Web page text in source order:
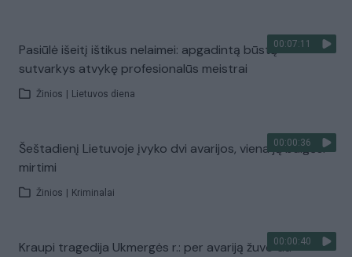
00:07:11
Pasiūlė išeitį ištikus nelaimei: apgadintą būstą
sutvarkys atvykę profesionalūs meistrai
Žinios Lietuvos diena
00:00:36
Šeštadienį Lietuvoje įvyko dvi avarijos, viena jų baigėsi
mirtimi
Žinios Kriminalai
00:00:40
Kraupi tragedija Ukmergės r.: per avariją žuvo du